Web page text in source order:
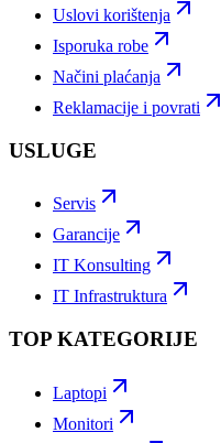
Uslovi korištenja
Isporuka robe
Načini plaćanja
Reklamacije i povrati
USLUGE
Servis
Garancije
IT Konsulting
IT Infrastruktura
TOP KATEGORIJE
Laptopi
Monitori